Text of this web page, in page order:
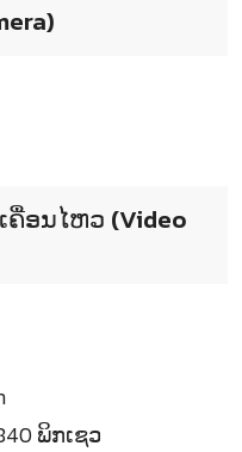
ອນໄຫວ (Video
ພິກເຊວ